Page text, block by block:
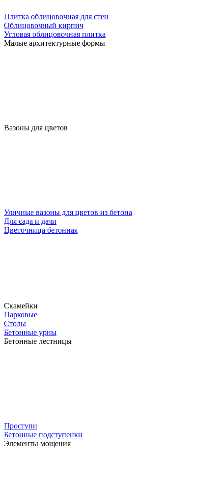
Плитка облицовочная для стен
Облицовочный кирпич
Угловая облицовочная плитка
Малые архитектурные формы
Вазоны для цветов
Уличные вазоны для цветов из бетона
Для сада и дачи
Цветочница бетонная
Скамейки
Парковые
Столы
Бетонные урны
Бетонные лестницы
Проступи
Бетонные подступенки
Элементы мощения